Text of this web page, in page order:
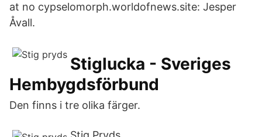
at no cypselomorph.worldofnews.site: Jesper
Åvall.
Stiglucka - Sveriges
Hembygdsförbund
Den finns i tre olika färger.